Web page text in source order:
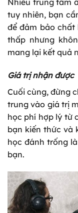
Nhiều trung tâm
tuy nhiên, bạn
để đảm bảo
thấp nhưng
mang lại kết quả
Giá trị nhận được
Cuối cùng, đừng
trung vào giá trị
học phí hợp lý từ
bạn kiến thức và
học đánh trống
bạn.